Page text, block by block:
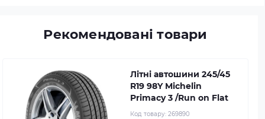
Рекомендовані товари
Літні автошини 245/45
R19 98Y Michelin
Primacy 3 /Run on Flat
Код товару: 269890